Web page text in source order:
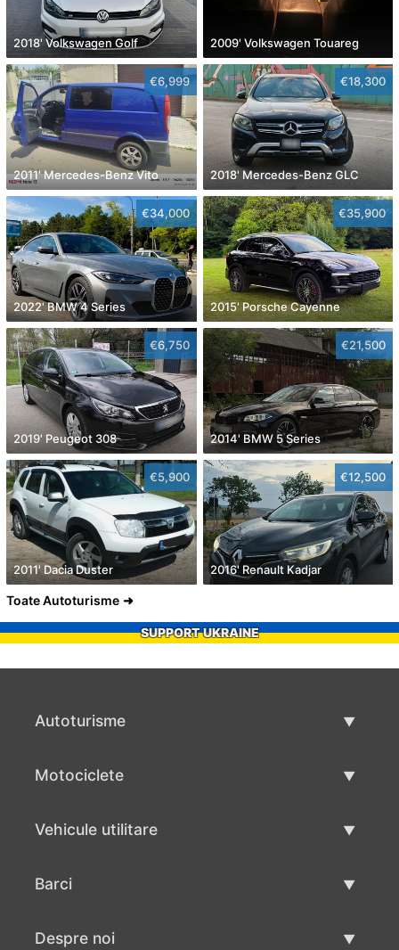
2018' Volkswagen Golf 2009' Volkswagen Touareg
€6,999
2011' Mercedes-Benz Vito
€18,300
2018' Mercedes-Benz GLC
€34,000
2022' BMW 4 Series
€35,900
2015' Porsche Cayenne
€6,750
2019' Peugeot 308
€21,500
2014' BMW 5 Series
€5,900
2011' Dacia Duster
€12,500
2016' Renault Kadjar
Toate Autoturisme
SUPPORT UKRAINE
Autoturisme
Motociclete
Vehicule utilitare
Barci
Despre noi